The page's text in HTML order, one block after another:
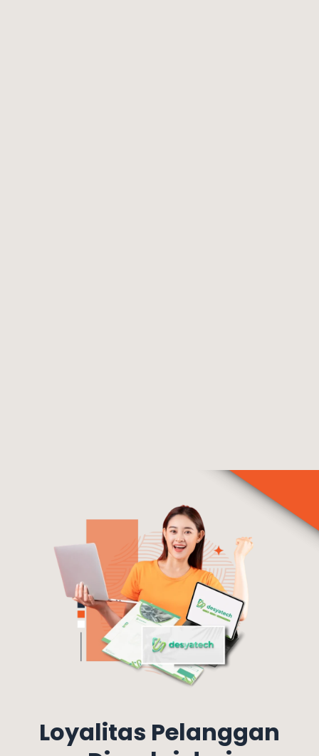
Loyalitas Pelanggan